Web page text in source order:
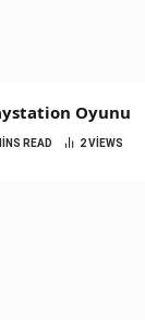
Oyunu
READ 2VIEWS